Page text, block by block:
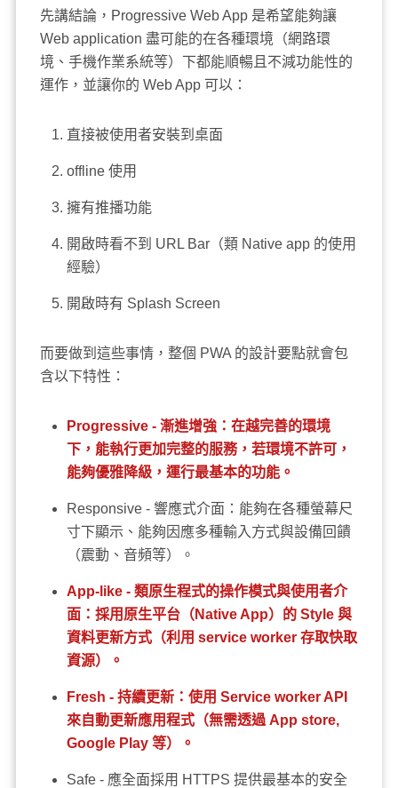
先講結論，Progressive Web App 是希望能夠讓
Web application 盡可能的在各種環境（網路環
境、手機作業系統等）下都能順暢且不減功能性的
運作，並讓你的 Web App 可以：
直接被使用者安裝到桌面
offline 使用
擁有推播功能
開啟時看不到 URL Bar（類 Native app 的使用
經驗）
開啟時有 Splash Screen
而要做到這些事情，整個 PWA 的設計要點就會包
含以下特性：
Progressive - 漸進增強：在越完善的環境
下，能執行更加完整的服務，若環境不許可，
能夠優雅降級，運行最基本的功能。
Responsive - 響應式介面：能夠在各種螢幕尺
寸下顯示、能夠因應多種輸入方式與設備回饋
（震動、音頻等）。
App-like - 類原生程式的操作模式與使用者介
面：採用原生平台（Native App）的 Style 與
資料更新方式（利用 service worker 存取快取
資源）。
Fresh - 持續更新：使用 Service worker API
來自動更新應用程式（無需透過 App store,
Google Play 等）。
Safe - 應全面採用 HTTPS 提供最基本的安全